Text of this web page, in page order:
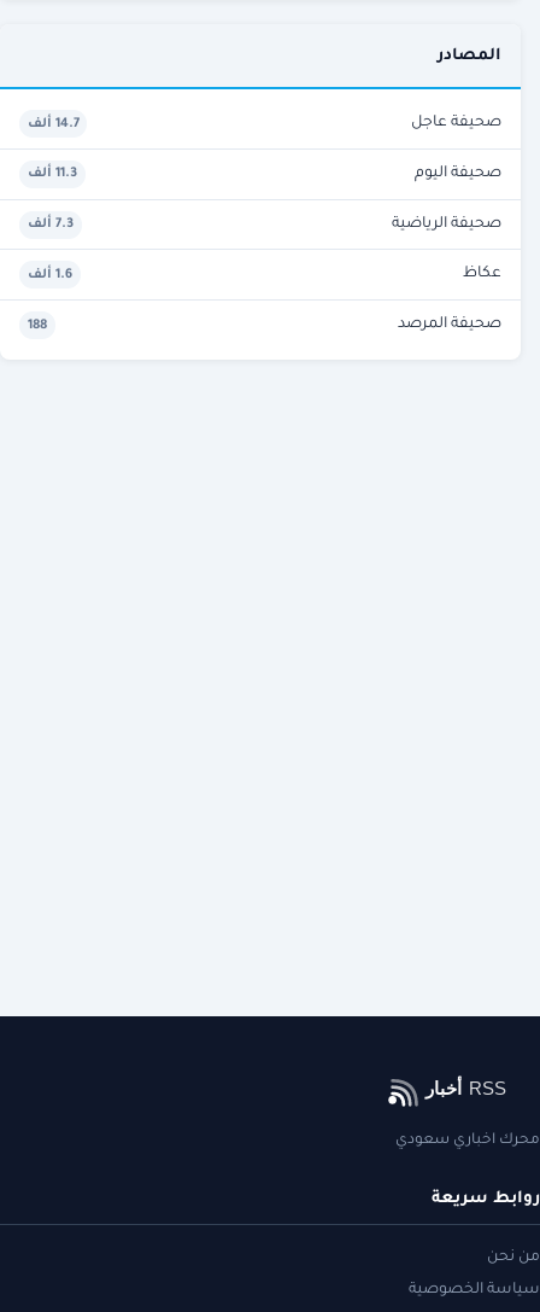
المصادر
صحيفة عاجل 14.7 ألف
صحيفة اليوم 11.3 ألف
صحيفة الرياضية 7.3 ألف
عكاظ 1.6 ألف
صحيفة المرصد 188
محرك اخباري سعودي
روابط سريعة
من نحن
سياسة الخصوصية